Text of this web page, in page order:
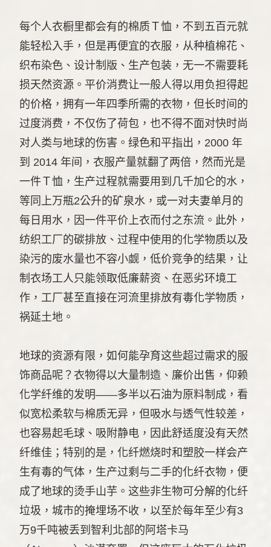
每个人衣橱里都会有的棉质Ｔ恤，不到五百元就
能轻松入手，但是再便宜的衣服，从种植棉花、
织布染色、设计制版、生产包装，无一不需要耗
损天然资源。平价消费让一般人得以用负担得起
的价格，拥有一年四季所需的衣物，但长时间的
过度消费，不仅伤了荷包，也不得不面对快时尚
对人类与地球的伤害。绿色和平指出，2000 年
到 2014 年间，衣服产量就翻了两倍，然而光是
一件Ｔ恤，生产过程就需要用到几千加仑的水，
等同上万瓶2公升的矿泉水，或一对夫妻单月的
每日用水，因一件平价上衣而付之东流。此外，
纺织工厂的碳排放、过程中使用的化学物质以及
染污的废水量也不容小觑，低价竞争的结果，让
制衣场工人只能领取低廉薪资、在恶劣环境工
作，工厂甚至直接在河流里排放有毒化学物质，
祸延土地。
地球的资源有限，如何能孕育这些超过需求的服
饰商品呢？衣物得以大量制造、廉价出售，仰赖
化学纤维的发明——多半以石油为原料制成，看
似宽松柔软与棉质无异，但吸水与透气性较差，
也容易起毛球、吸附静电，因此舒适度没有天然
纤维佳；特别的是，化纤燃烧时和塑胶一样会产
生有毒的气体，生产过剩与二手的化纤衣物，便
成了地球的烫手山芋。这些非生物可分解的化纤
垃圾，城市的掩埋场不收，以至於每年至少有3
万9千吨被丢到智利北部的阿塔卡马